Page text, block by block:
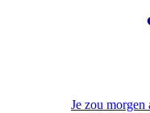
Je zou morgen